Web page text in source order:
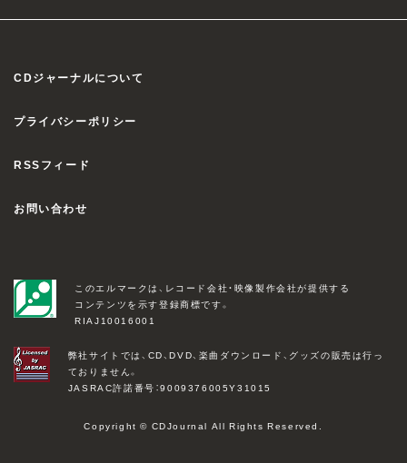
CDジャーナルについて
プライバシーポリシー
RSSフィード
お問い合わせ
このエルマークは、レコード会社・映像製作会社が提供する
コンテンツを示す登録商標です。
RIAJ10016001
弊社サイトでは、CD、DVD、楽曲ダウンロード、グッズの販売は行っ
ておりません。
JASRAC許諾番号：9009376005Y31015
Copyright © CDJournal All Rights Reserved.